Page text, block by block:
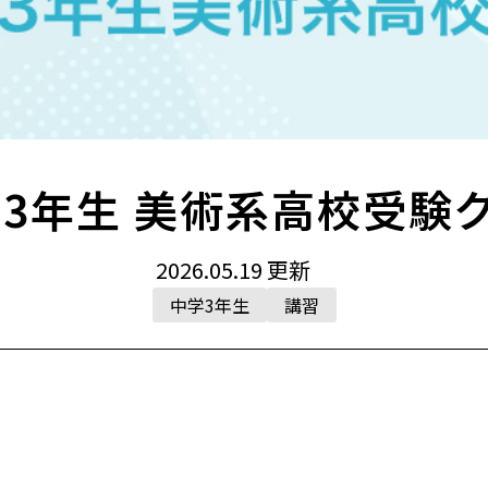
年生 美術系高校受験
2026.05.19 更新
中学3年生 講習